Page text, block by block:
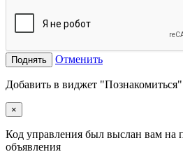
Поднять Отменить
Добавить в виджет "Познакомиться"
×
Код управления был выслан вам на
объявления